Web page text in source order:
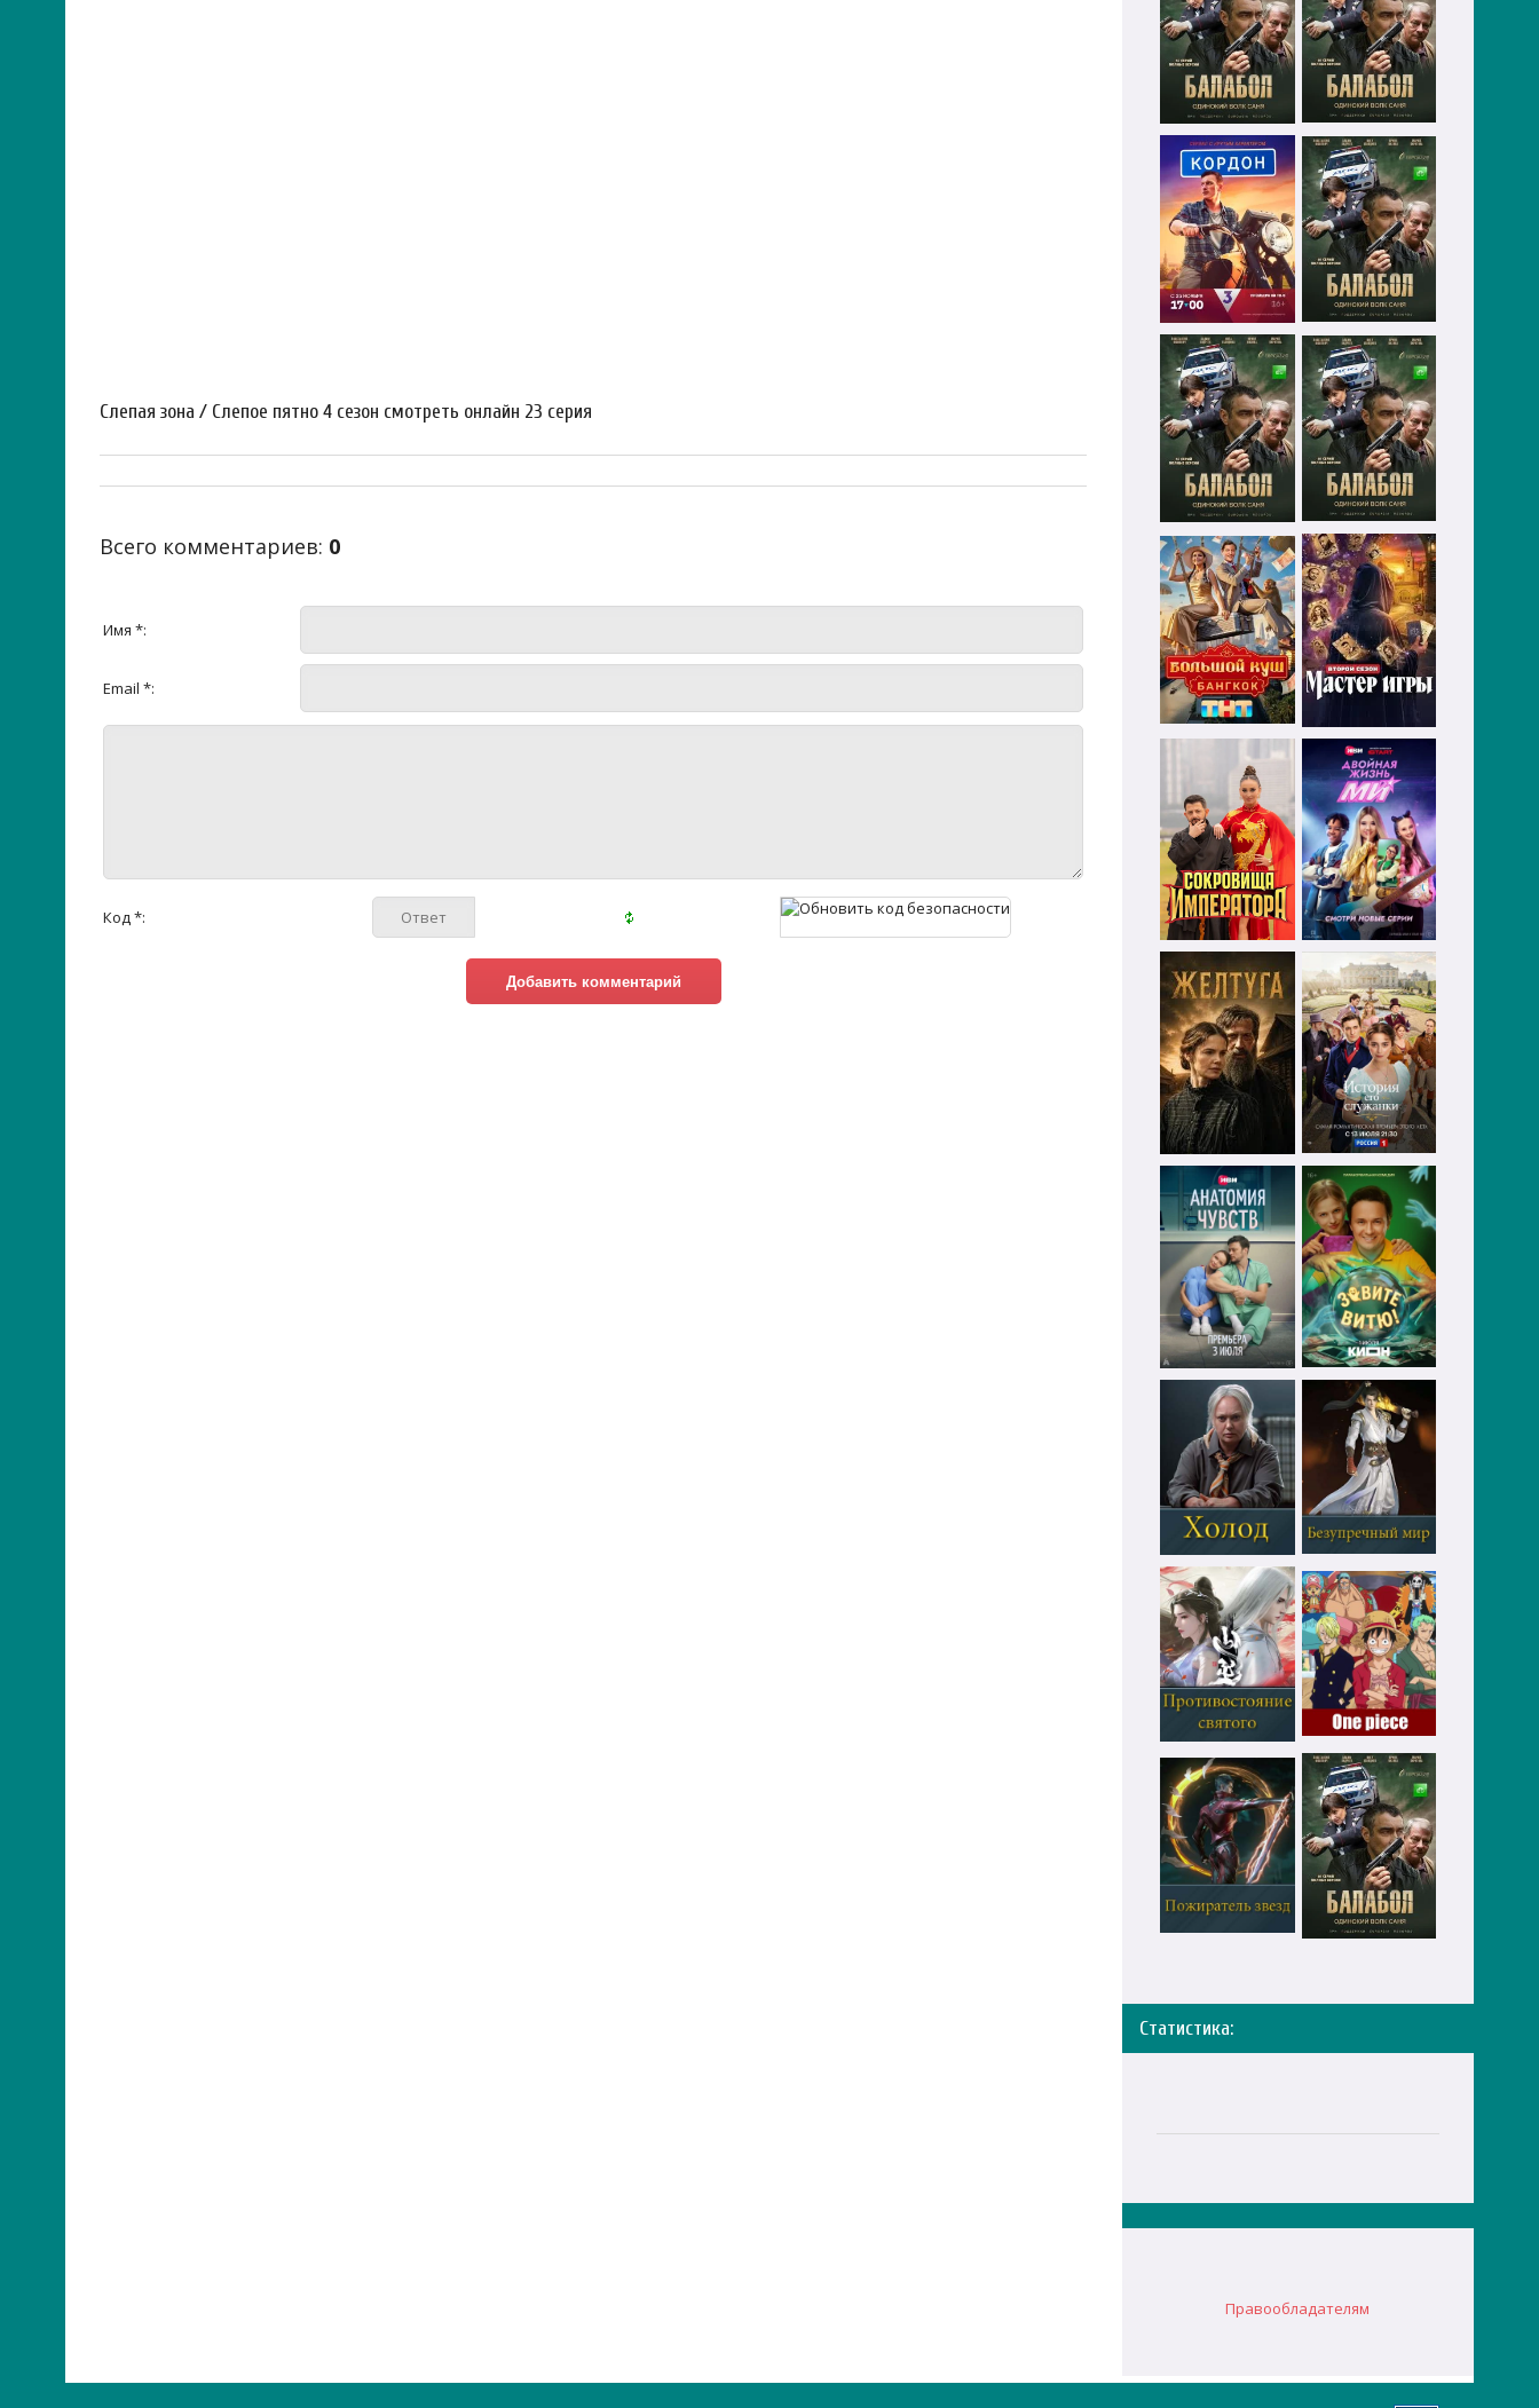
Слепая зона / Слепое пятно 4 сезон смотреть онлайн 23 серия
Всего комментариев: 0
Имя *:
Email *:
Код *:
Статистика:
Правообладателям